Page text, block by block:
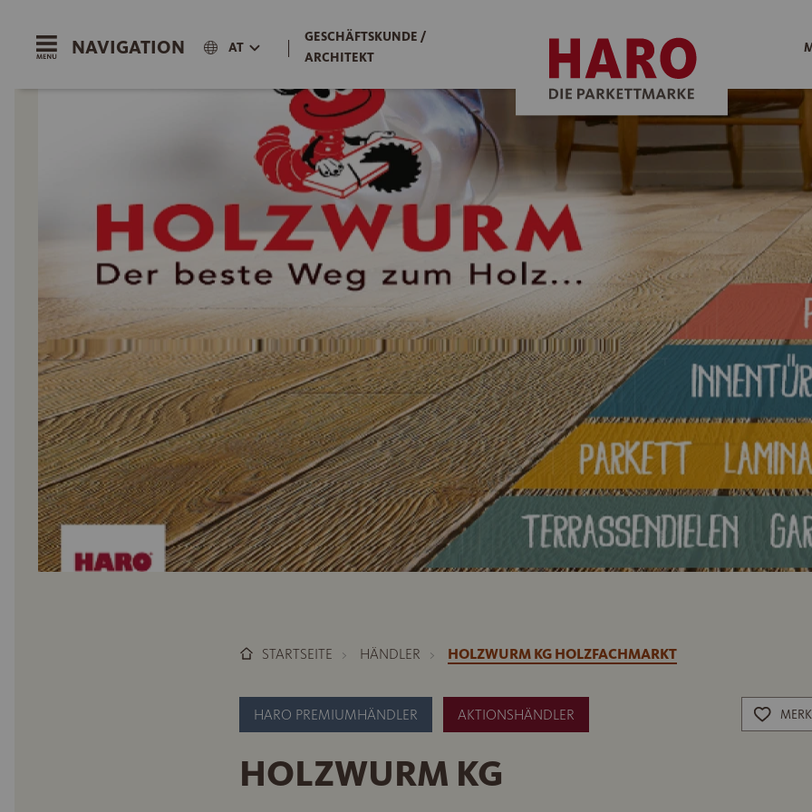
NAVIGATION AT |
GESCHÄFTSKUNDE /
ARCHITEKT
STARTSEITE HÄNDLER HOLZWURM KG HOLZFACHMARKT
HARO PREMIUMHÄNDLER AKTIONSHÄNDLER
HOLZWURM KG